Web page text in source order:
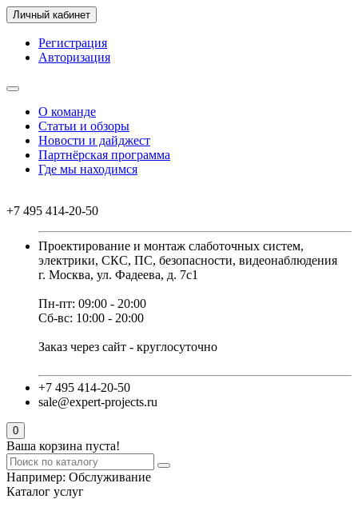
Личный кабинет
Регистрация
Авторизация
О команде
Статьи и обзоры
Новости и дайджест
Партнёрская программа
Где мы находимся
+7 495 414-20-50
Проектирование и монтаж слаботочных систем,
электрики, СКС, ПС, безопасности, видеонаблюдения
г. Москва, ул. Фадеева, д. 7с1
Пн-пт: 09:00 - 20:00
Сб-вс: 10:00 - 20:00
Заказ через сайт - круглосуточно
+7 495 414-20-50
sale@expert-projects.ru
0
Ваша корзина пуста!
Например: Обслуживание
Каталог услуг